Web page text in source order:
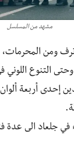
مشهد من المسلسل
ومن المحرمات،
التنوع اللوني
إحدى أربعة
جلعاد الى عدة